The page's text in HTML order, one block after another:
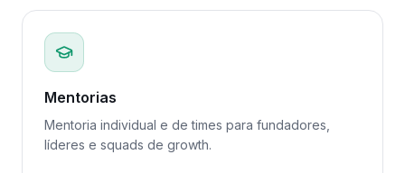
Mentorias
Mentoria individual e de times para fundadores,
líderes e squads de growth.